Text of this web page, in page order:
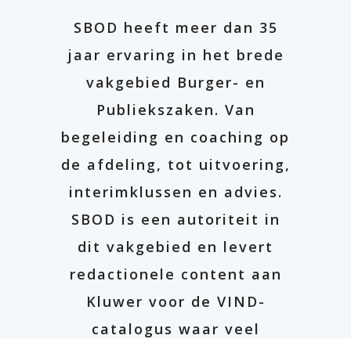
SBOD heeft meer dan 35
jaar ervaring in het brede
vakgebied Burger- en
Publiekszaken. Van
begeleiding en coaching op
de afdeling, tot uitvoering,
interimklussen en advies.
SBOD is een autoriteit in
dit vakgebied en levert
redactionele content aan
Kluwer voor de VIND-
catalogus waar veel